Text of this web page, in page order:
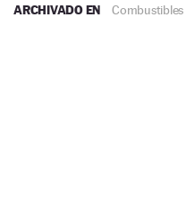
ARCHIVADO EN Combustibles